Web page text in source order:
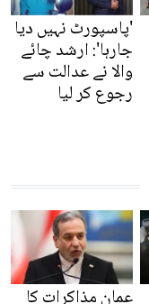
'پاسپورٹ نہیں دیا
جارہا': ارشد چائے
والا نے عدالت سے
رجوع کر لیا